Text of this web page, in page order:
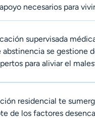
necesarios para
supervisada
abstinencia se gestione
para aliviar el
residencial te
de los factores